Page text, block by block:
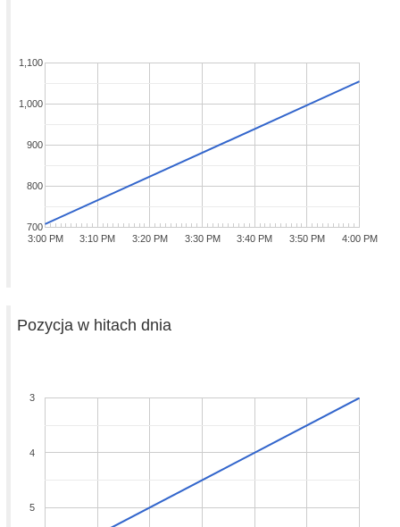
3:00 PM 3:10 PM 3:20 PM 3:30 PM 3:40 PM 3:50 PM 4:00 PM
700
800
900
1,000
1,100
Pozycja w hitach dnia
3
4
5